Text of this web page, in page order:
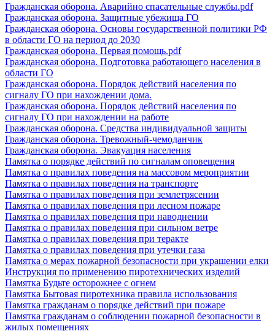
Гражданская оборона. Аварийно спасательные службы.pdf
Гражданская оборона. Защитные убежища ГО
Гражданская оборона. Основы государственной политики РФ
в области ГО на период до 2030
Гражданская оборона. Первая помощь.pdf
Гражданская оборона. Подготовка работающего населения в
области ГО
Гражданская оборона. Порядок действий населения по
сигналу ГО при нахождении дома.
Гражданская оборона. Порядок действий населения по
сигналу ГО при нахождении на работе
Гражданская оборона. Средства индивидуальной защиты
Гражданская оборона. Тревожный-чемоданчик
Гражданская оборона. Эвакуация населения
Памятка о порядке действий по сигналам оповещения
Памятка о правилах поведения на массовом мероприятии
Памятка о правилах поведения на транспорте
Памятка о правилах поведения при землетрясении
Памятка о правилах поведения при лесном пожаре
Памятка о правилах поведения при наводнении
Памятка о правилах поведения при сильном ветре
Памятка о правилах поведения при теракте
Памятка о правилах поведения при утечки газа
Памятка о мерах пожарной безопасности при украшении елки
Инструкция по применению пиротехнических изделий
Памятка Будьте осторожнее с огнем
Памятка Бытовая пиротехника правила использования
Памятка гражданам о порядке действий при пожаре
Памятка гражданам о соблюдении пожарной безопасности в
жилых помещениях